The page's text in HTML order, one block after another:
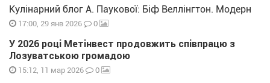
Кулінарний блог А. Паукової: Біф Веллінгтон. Модерн
17:00, 29 янв 2026 0
У 2026 році Метінвест продовжить співпрацю з
Лозуватською громадою
15:12, 11 мар 2026 0